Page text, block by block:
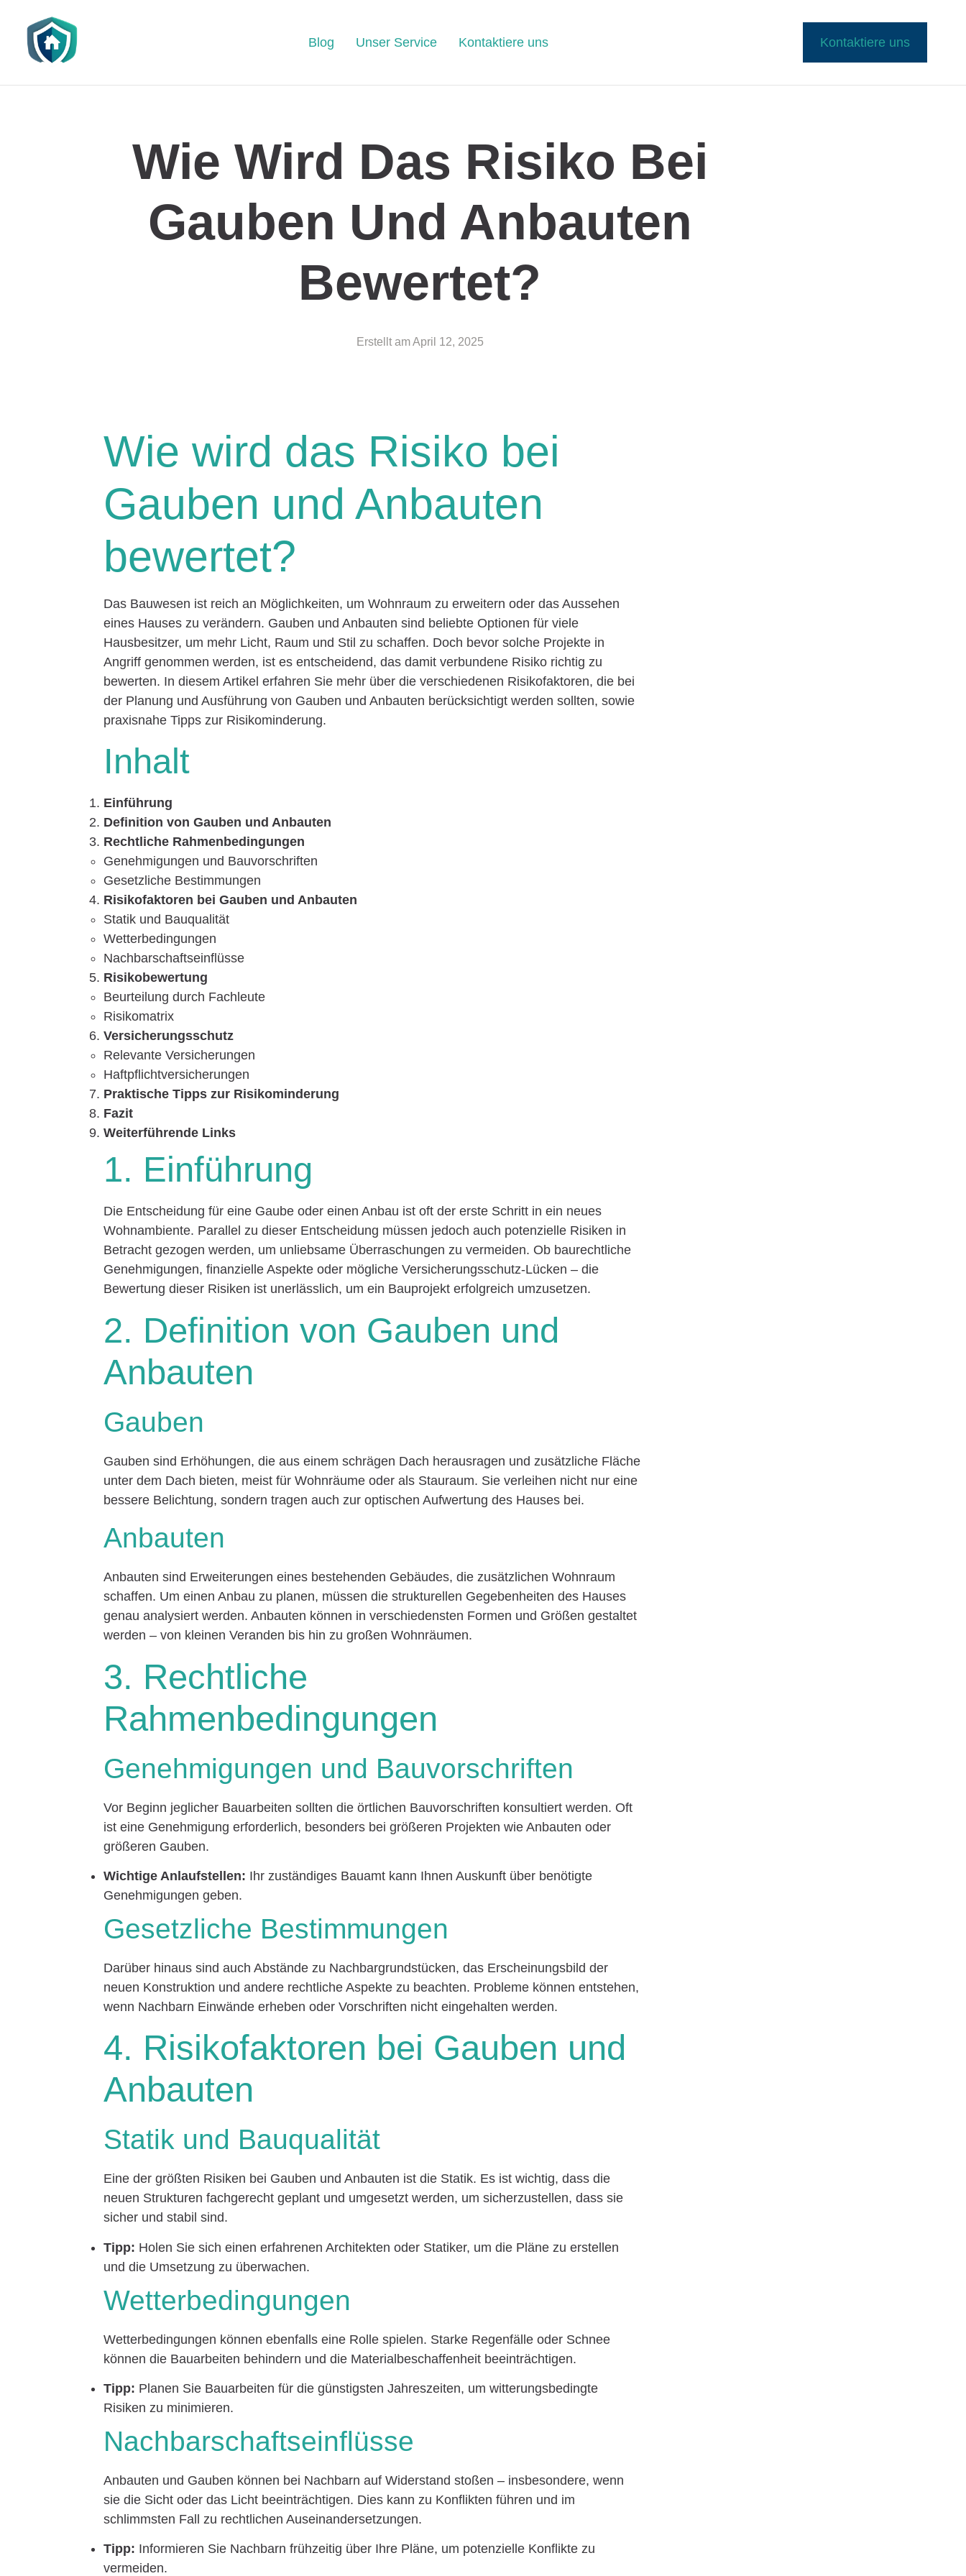
Blog Unser Service Kontaktiere uns Kontaktiere uns
Wie Wird Das Risiko Bei
Gauben Und Anbauten
Bewertet?
Erstellt amApril 12, 2025
Wie wird das Risiko bei
Gauben und Anbauten
bewertet?
Das Bauwesen ist reich an Möglichkeiten, um Wohnraum zu erweitern oder das Aussehen
eines Hauses zu verändern. Gauben und Anbauten sind beliebte Optionen für viele
Hausbesitzer, um mehr Licht, Raum und Stil zu schaffen. Doch bevor solche Projekte in
Angriff genommen werden, ist es entscheidend, das damit verbundene Risiko richtig zu
bewerten. In diesem Artikel erfahren Sie mehr über die verschiedenen Risikofaktoren, die bei
der Planung und Ausführung von Gauben und Anbauten berücksichtigt werden sollten, sowie
praxisnahe Tipps zur Risikominderung.
Inhalt
Einführung
Definition von Gauben und Anbauten
Rechtliche Rahmenbedingungen
Genehmigungen und Bauvorschriften
Gesetzliche Bestimmungen
Risikofaktoren bei Gauben und Anbauten
Statik und Bauqualität
Wetterbedingungen
Nachbarschaftseinflüsse
Risikobewertung
Beurteilung durch Fachleute
Risikomatrix
Versicherungsschutz
Relevante Versicherungen
Haftpflichtversicherungen
Praktische Tipps zur Risikominderung
Fazit
Weiterführende Links
1. Einführung
Die Entscheidung für eine Gaube oder einen Anbau ist oft der erste Schritt in ein neues
Wohnambiente. Parallel zu dieser Entscheidung müssen jedoch auch potenzielle Risiken in
Betracht gezogen werden, um unliebsame Überraschungen zu vermeiden. Ob baurechtliche
Genehmigungen, finanzielle Aspekte oder mögliche Versicherungsschutz-Lücken – die
Bewertung dieser Risiken ist unerlässlich, um ein Bauprojekt erfolgreich umzusetzen.
2. Definition von Gauben und
Anbauten
Gauben
Gauben sind Erhöhungen, die aus einem schrägen Dach herausragen und zusätzliche Fläche
unter dem Dach bieten, meist für Wohnräume oder als Stauraum. Sie verleihen nicht nur eine
bessere Belichtung, sondern tragen auch zur optischen Aufwertung des Hauses bei.
Anbauten
Anbauten sind Erweiterungen eines bestehenden Gebäudes, die zusätzlichen Wohnraum
schaffen. Um einen Anbau zu planen, müssen die strukturellen Gegebenheiten des Hauses
genau analysiert werden. Anbauten können in verschiedensten Formen und Größen gestaltet
werden – von kleinen Veranden bis hin zu großen Wohnräumen.
3. Rechtliche
Rahmenbedingungen
Genehmigungen und Bauvorschriften
Vor Beginn jeglicher Bauarbeiten sollten die örtlichen Bauvorschriften konsultiert werden. Oft
ist eine Genehmigung erforderlich, besonders bei größeren Projekten wie Anbauten oder
größeren Gauben.
Wichtige Anlaufstellen: Ihr zuständiges Bauamt kann Ihnen Auskunft über benötigte
Genehmigungen geben.
Gesetzliche Bestimmungen
Darüber hinaus sind auch Abstände zu Nachbargrundstücken, das Erscheinungsbild der
neuen Konstruktion und andere rechtliche Aspekte zu beachten. Probleme können entstehen,
wenn Nachbarn Einwände erheben oder Vorschriften nicht eingehalten werden.
4. Risikofaktoren bei Gauben und
Anbauten
Statik und Bauqualität
Eine der größten Risiken bei Gauben und Anbauten ist die Statik. Es ist wichtig, dass die
neuen Strukturen fachgerecht geplant und umgesetzt werden, um sicherzustellen, dass sie
sicher und stabil sind.
Tipp: Holen Sie sich einen erfahrenen Architekten oder Statiker, um die Pläne zu erstellen
und die Umsetzung zu überwachen.
Wetterbedingungen
Wetterbedingungen können ebenfalls eine Rolle spielen. Starke Regenfälle oder Schnee
können die Bauarbeiten behindern und die Materialbeschaffenheit beeinträchtigen.
Tipp: Planen Sie Bauarbeiten für die günstigsten Jahreszeiten, um witterungsbedingte
Risiken zu minimieren.
Nachbarschaftseinflüsse
Anbauten und Gauben können bei Nachbarn auf Widerstand stoßen – insbesondere, wenn
sie die Sicht oder das Licht beeinträchtigen. Dies kann zu Konflikten führen und im
schlimmsten Fall zu rechtlichen Auseinandersetzungen.
Tipp: Informieren Sie Nachbarn frühzeitig über Ihre Pläne, um potenzielle Konflikte zu
vermeiden.